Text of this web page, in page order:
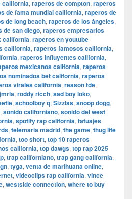
california, raperos de compton, raperos
de fama mundial california, raperos de
de long beach, raperos de los ángeles,
de san diego, raperos empresarios
california, raperos en youtube
california, raperos famosos california,
, raperos influyentes california,
mexicanos california, raperos
nominados bet california, raperos
virales california, reason tde,
, roddy ricch, sad boy loko,
, schoolboy q, Sizzlas, snoop dogg,
, sonido californiano, sonido del west
, spotify rap california, tatuajes
, telemaria madrid, the game, thug life
, too short, top 10 raperos
california, top dawgs, top rap 2025
, trap californiano, trap gang california,
, tyga, venta de marihuana online,
, videoclips rap california, vince
, westside connection, where to buy